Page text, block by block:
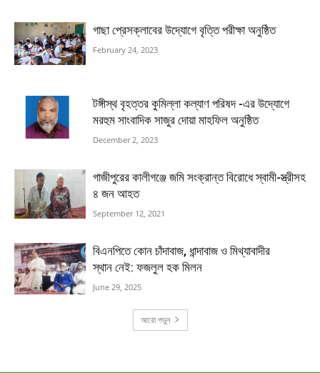
গাছা প্রেসক্লাবের উদ্যোগে বৃত্তি পরীক্ষা অনুষ্ঠিত
February 24, 2023
টঙ্গীস্থ বৃহত্তর কুমিল্লা কল্যাণ পরিষদ -এর উদ্যোগে
মরহুম সাংবাদিক সাজুর দোয়া মাহফিল অনুষ্ঠিত
December 2, 2023
গাজীপুরের কালীগঞ্জে জমি সংক্রান্ত বিরোধে স্বামী-স্ত্রীসহ
৪ জন আহত
September 12, 2021
বিএনপিতে কোন চাঁদাবাজ, ধান্দাবাজ ও মিথ্যাবাদীর
স্থান নেই: ফজলুল হক মিলন
June 29, 2025
আরো পড়ুন